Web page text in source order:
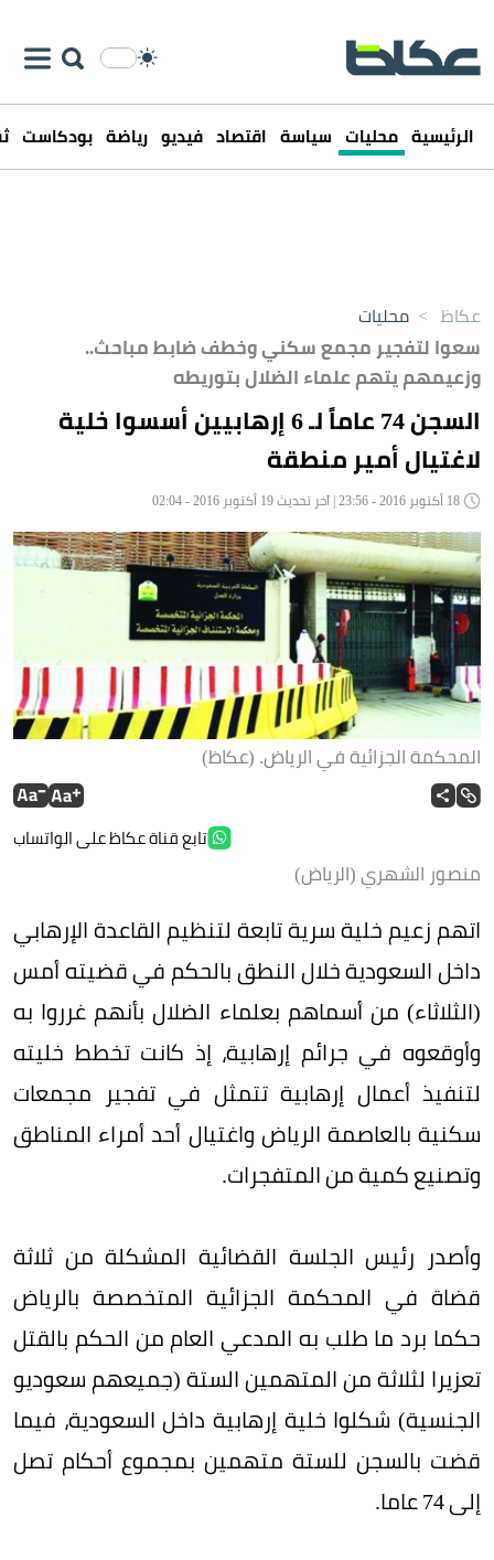
الرئيسية محليات سياسة اقتصاد فيديو رياضة بودكاست
عكاظ > محليات
​سعوا لتفجير مجمع سكني وخطف ضابط مباحث..
وزعيمهم يتهم علماء الضلال بتوريطه
السجن 74 عاماً لـ 6 إرهابيين أسسوا خلية
لاغتيال أمير منطقة
المحكمة الجزائية في الرياض. (عكاظ)
تابع قناة عكاظ على الواتساب
منصور الشهري (الرياض)
اتهم زعيم خلية سرية تابعة لتنظيم القاعدة الإرهابي
داخل السعودية خلال النطق بالحكم في قضيته أمس
(الثلاثاء) من أسماهم بعلماء الضلال بأنهم غرروا به
وأوقعوه في جرائم إرهابية، إذ كانت تخطط خليته
لتنفيذ أعمال إرهابية تتمثل في تفجير مجمعات
سكنية بالعاصمة الرياض واغتيال أحد أمراء المناطق
وتصنيع كمية من المتفجرات.
وأصدر رئيس الجلسة القضائية المشكلة من ثلاثة
قضاة في المحكمة الجزائية المتخصصة بالرياض
حكما برد ما طلب به المدعي العام من الحكم بالقتل
تعزيرا لثلاثة من المتهمين الستة (جميعهم سعوديو
الجنسية) شكلوا خلية إرهابية داخل السعودية، فيما
قضت بالسجن للستة متهمين بمجموع أحكام تصل
إلى 74 عاما.